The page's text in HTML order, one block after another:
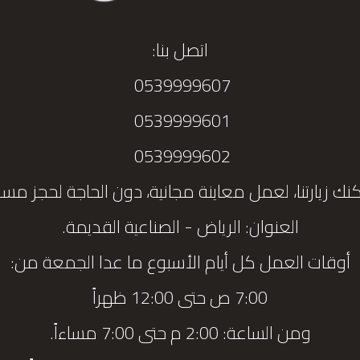
اتصل بنا:
0539999607
0539999601
0539999602
زيارتنا، لعمل معاينة مجانية، دون الحاجة لحجز
العنوان: الرياض - الصناعية القديمة.
أوقات العمل كل أيام الأسبوع ما عدا الجمعة من:
7:00 ص حتى 12:00 ظهراً
ومن الساعة: 2:00 م حتى 7:00 مساءاً.